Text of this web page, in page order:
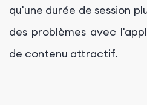
qu'une durée de session
des problèmes avec
de contenu attractif.